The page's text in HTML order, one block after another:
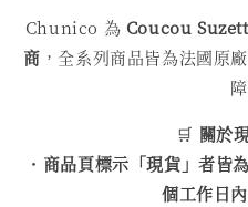
Chunico 為 Coucou
商 ，全系列商品皆為法國原
🛒 關於
・ 商品頁標示「現貨」者皆
個工作日